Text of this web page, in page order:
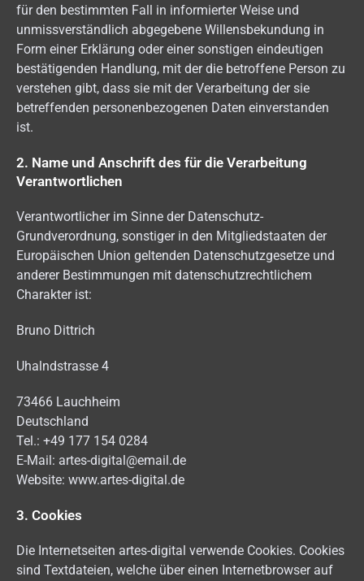
für den bestimmten Fall in informierter Weise und
unmissverständlich abgegebene Willensbekundung in
Form einer Erklärung oder einer sonstigen eindeutigen
bestätigenden Handlung, mit der die betroffene Person zu
verstehen gibt, dass sie mit der Verarbeitung der sie
betreffenden personenbezogenen Daten einverstanden
ist.
2. Name und Anschrift des für die Verarbeitung
Verantwortlichen
Verantwortlicher im Sinne der Datenschutz-
Grundverordnung, sonstiger in den Mitgliedstaaten der
Europäischen Union geltenden Datenschutzgesetze und
anderer Bestimmungen mit datenschutzrechtlichem
Charakter ist:
Bruno Dittrich
Uhalndstrasse 4
73466 Lauchheim
Deutschland
Tel.: +49 177 154 0284
E-Mail: artes-digital@email.de
Website: www.artes-digital.de
3. Cookies
Die Internetseiten artes-digital verwende Cookies. Cookies
sind Textdateien, welche über einen Internetbrowser auf